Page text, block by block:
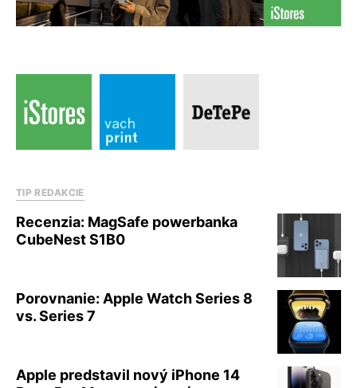
TIP REDAKCIE
Recenzia: MagSafe powerbanka
CubeNest S1B0
Porovnanie: Apple Watch Series 8
vs. Series 7
Apple predstavil nový iPhone 14